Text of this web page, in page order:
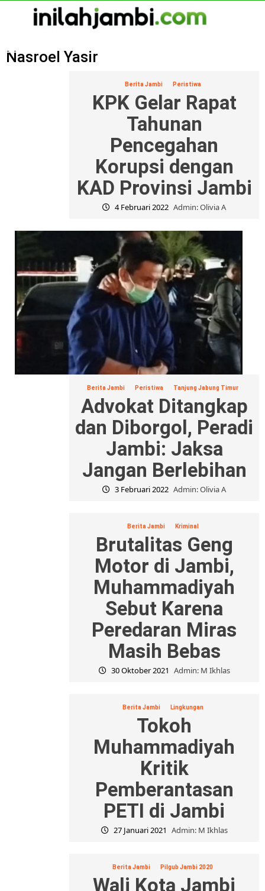
Nasroel Yasir
Berita Jambi Peristiwa
KPK Gelar Rapat
Tahunan
Pencegahan
Korupsi dengan
KAD Provinsi Jambi
4 Februari 2022 Admin: Olivia A
Berita Jambi Peristiwa Tanjung Jabung Timur
Advokat Ditangkap
dan Diborgol, Peradi
Jambi: Jaksa
Jangan Berlebihan
3 Februari 2022 Admin: Olivia A
Berita Jambi Kriminal
Brutalitas Geng
Motor di Jambi,
Muhammadiyah
Sebut Karena
Peredaran Miras
Masih Bebas
30 Oktober 2021 Admin: M Ikhlas
Berita Jambi Lingkungan
Tokoh
Muhammadiyah
Kritik
Pemberantasan
PETI di Jambi
27 Januari 2021 Admin: M Ikhlas
Berita Jambi Pilgub Jambi 2020
Wali Kota Jambi